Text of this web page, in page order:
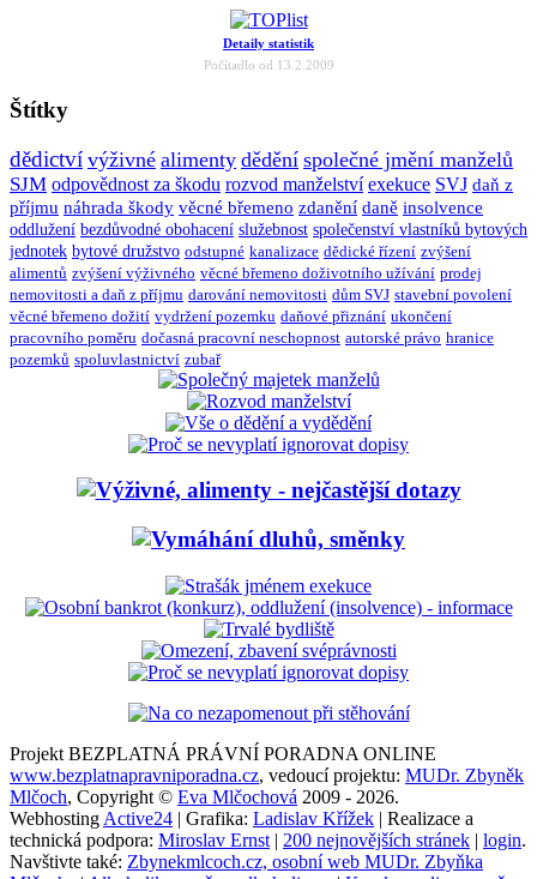
Detaily statistik
Počítadlo od 13.2.2009
Štítky
dědictví výživné alimenty dědění společné jmění manželů
SJM odpovědnost za škodu rozvod manželství exekuce SVJ daň z
příjmu náhrada škody věcné břemeno zdanění daně insolvence
oddlužení bezdůvodné obohacení služebnost společenství vlastníků bytových
jednotek bytové družstvo odstupné kanalizace dědické řízení zvýšení
alimentů zvýšení výživného věcné břemeno doživotního užívání prodej
nemovitosti a daň z příjmu darování nemovitosti dům SVJ stavební povolení
věcné břemeno dožití vydržení pozemku daňové přiznání ukončení
pracovního poměru dočasná pracovní neschopnost autorské právo hranice
pozemků spoluvlastnictví zubař
Projekt BEZPLATNÁ PRÁVNÍ PORADNA ONLINE
www.bezplatnapravniporadna.cz, vedoucí projektu: MUDr. Zbyněk
Mlčoch, Copyright © Eva Mlčochová 2009 - 2026.
Webhosting Active24 | Grafika: Ladislav Křížek | Realizace a
technická podpora: Miroslav Ernst | 200 nejnovějších stránek | login.
Navštivte také: Zbynekmlcoch.cz, osobní web MUDr. Zbyňka